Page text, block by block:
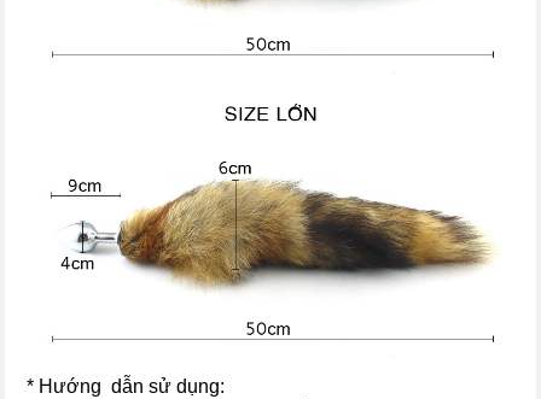
* Hướng dẫn sử dụng: